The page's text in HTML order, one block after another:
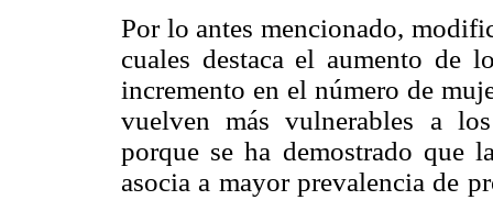
Por lo antes mencionado,
cuales destaca el aumento de
incremento en el número de
vuelven más vulnerables a
porque se ha demostrado que
asocia a mayor prevalencia de